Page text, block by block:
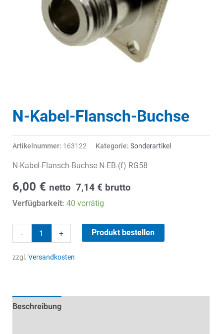
N-Kabel-Flansch-Buchse
Artikelnummer: 163122 Kategorie: Sonderartikel
N-Kabel-Flansch-Buchse N-EB-(f) RG58
6,00 € netto 7,14 € brutto
Verfügbarkeit: 40 vorrätig
-
Kabel-
Flansch-
+ Produkt bestellen
zzgl. Versandkosten
Beschreibung